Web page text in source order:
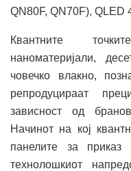
QN80F, QN70F), QLED
Квантните
наноматеријали,
човечко влакно,
репродуцираат
зависност од
Начинот на кој
панелите за приказ
технолошкиот